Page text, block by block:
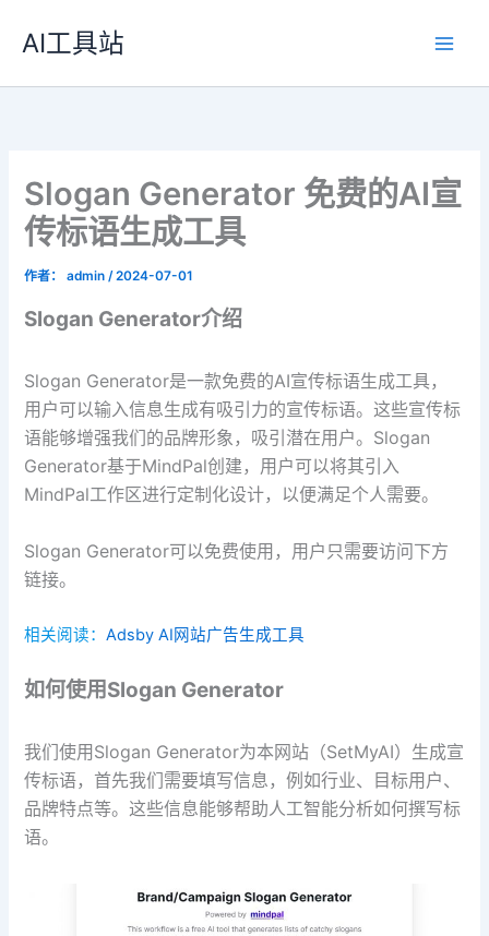
容
AI工具站
Slogan Generator 免费的AI宣
传标语生成工具
作者： admin/2024-07-01
Slogan Generator介绍
Slogan Generator是一款免费的AI宣传标语生成工具，
用户可以输入信息生成有吸引力的宣传标语。这些宣传标
语能够增强我们的品牌形象，吸引潜在用户。Slogan
Generator基于MindPal创建，用户可以将其引入
MindPal工作区进行定制化设计，以便满足个人需要。
Slogan Generator可以免费使用，用户只需要访问下方
链接。
相关阅读：Adsby AI网站广告生成工具
如何使用Slogan Generator
我们使用Slogan Generator为本网站（SetMyAI）生成宣
传标语，首先我们需要填写信息，例如行业、目标用户、
品牌特点等。这些信息能够帮助人工智能分析如何撰写标
语。